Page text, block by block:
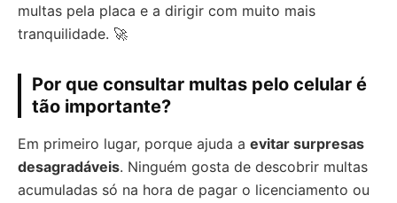
multas pela placa e a dirigir com muito mais
tranquilidade. 🚀
Por que consultar multas pelo celular é
tão importante?
Em primeiro lugar, porque ajuda a evitar surpresas
desagradáveis. Ninguém gosta de descobrir multas
acumuladas só na hora de pagar o licenciamento ou